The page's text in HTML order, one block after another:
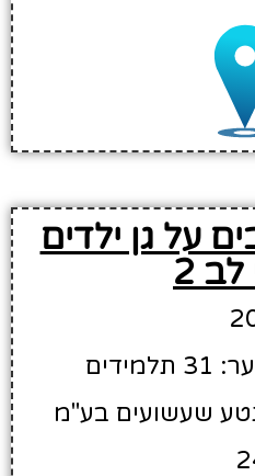
על גן ילדים
2
שעשועים בע"מ